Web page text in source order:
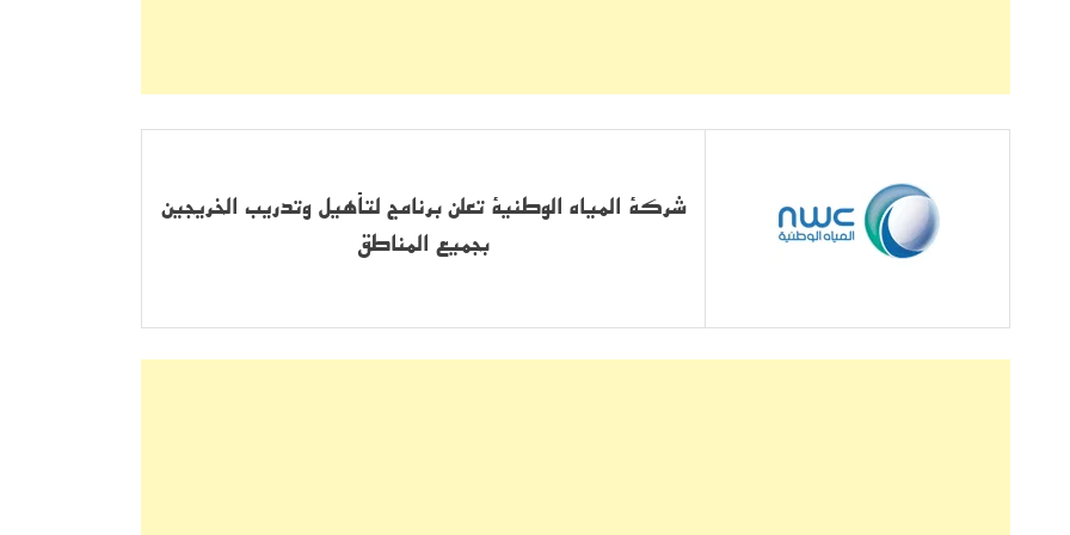
شركة المياه الوطنية تعلن برنامج لتأهيل وتدريب الخريجين
بجميع المناطق